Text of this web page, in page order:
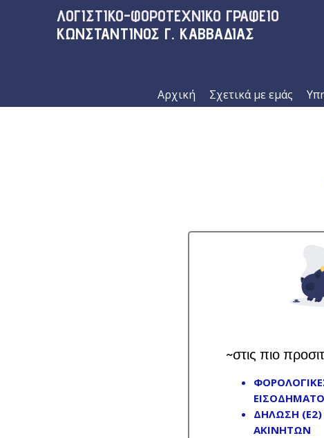
ΛΟΓΙΣΤΙΚΟ-ΦΟΡΟΤΕΧΝΙΚΟ ΓΡΑΦΕΙΟ
Αρχική Σχετικά με εμάς
ΚΩΝΣΤΑΝΤΙΝΟΣ Γ. ΚΑΒΒΑΔΙΑΣ
~στις πιο
ΔΗΛΩΣΗ
ΑΚΙΝΗΤΩΝ